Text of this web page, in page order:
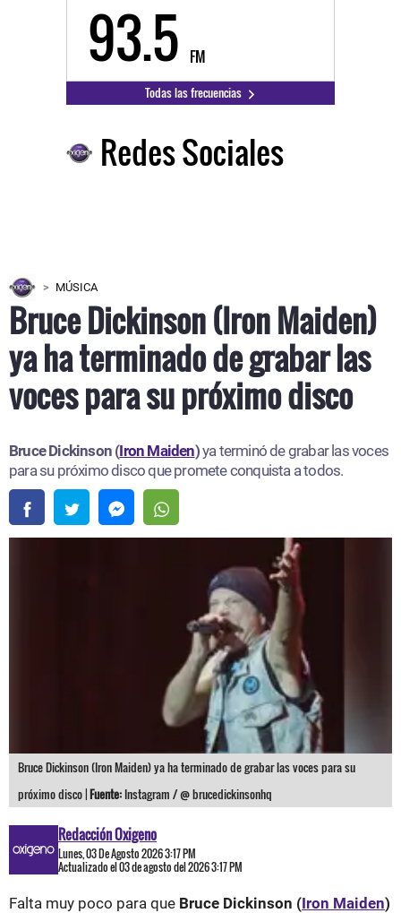
93.5 FM
Todas las frecuencias
Redes Sociales
MÚSICA
Bruce Dickinson (Iron Maiden)
ya ha terminado de grabar las
voces para su próximo disco
Bruce Dickinson (Iron Maiden)ya terminó de grabar las voces
para su próximo disco que promete conquista a todos.
Bruce Dickinson (Iron Maiden) ya ha terminado de grabar las voces para su
próximo disco |Fuente: Instagram / @ brucedickinsonhq
Redacción Oxigeno
Lunes, 03 De Agosto 2026 3:17 PM
Actualizado el 03 de agosto del 2026 3:17 PM
Falta muy poco para que Bruce Dickinson (Iron Maiden)